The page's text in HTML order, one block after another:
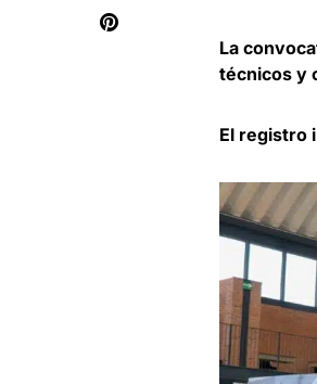
La
técnicos y
El registro